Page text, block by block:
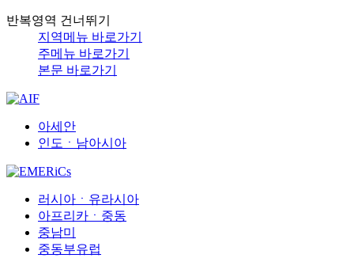
반복영역 건너뛰기
지역메뉴 바로가기
주메뉴 바로가기
본문 바로가기
아세안
인도ㆍ남아시아
러시아ㆍ유라시아
아프리카ㆍ중동
중남미
중동부유럽